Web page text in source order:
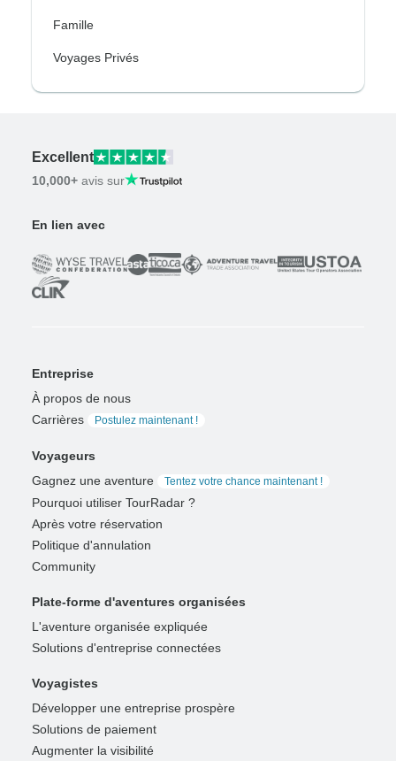
Famille
Voyages Privés
Excellent
10,000+ avis sur
En lien avec
Entreprise
À propos de nous
Carrières
Postulez maintenant !
Voyageurs
Gagnez une aventure
Tentez votre chance maintenant !
Pourquoi utiliser TourRadar ?
Après votre réservation
Politique d'annulation
Community
Plate-forme d'aventures organisées
L'aventure organisée expliquée
Solutions d'entreprise connectées
Voyagistes
Développer une entreprise prospère
Solutions de paiement
Augmenter la visibilité